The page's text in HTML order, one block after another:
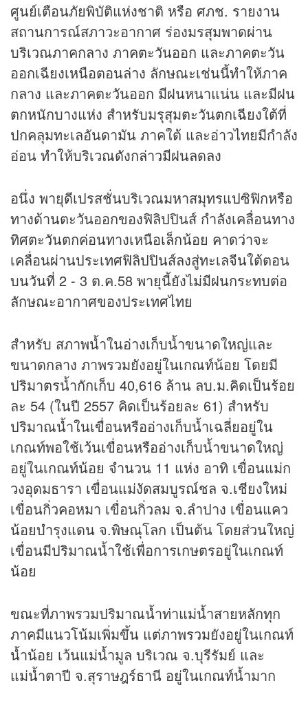
ศูนย์เตือนภัยพิบัติแห่งชาติ หรือ ศภช. รายงาน
สถานการณ์สภาวะอากาศ ร่องมรสุมพาดผ่าน
บริเวณภาคกลาง ภาคตะวันออก และภาคตะวัน
ออกเฉียงเหนือตอนล่าง ลักษณะเช่นนี้ทำให้ภาค
กลาง และภาคตะวันออก มีฝนหนาแน่น และมีฝน
ตกหนักบางแห่ง สำหรับมรุสุมตะวันตกเฉียงใต้ที่
ปกคลุมทะเลอันดามัน ภาคใต้ และอ่าวไทยมีกำลัง
อ่อน ทำให้บริเวณดังกล่าวมีฝนลดลง
อนึ่ง พายุดีเปรสชั่นบริเวณมหาสมุทรแปซิฟิกหรือ
ทางด้านตะวันออกของฟิลิปปินส์ กำลังเคลื่อนทาง
ทิศตะวันตกค่อนทางเหนือเล็กน้อย คาดว่าจะ
เคลื่อนผ่านประเทศฟิลิปปินส์ลงสู่ทะเลจีนใต้ตอน
บนวันที่ 2 - 3 ต.ค.58 พายุนี้ยังไม่มีฝนกระทบต่อ
ลักษณะอากาศของประเทศไทย
สำหรับ สภาพน้ำในอ่างเก็บน้ำขนาดใหญ่และ
ขนาดกลาง ภาพรวมยังอยู่ในเกณท์น้อย โดยมี
ปริมาตรน้ำกักเก็บ 40,616 ล้าน ลบ.ม.คิดเป็นร้อย
ละ 54 (ในปี 2557 คิดเป็นร้อยละ 61) สำหรับ
ปริมาณน้ำในเขื่อนหรืออ่างเก็บน้ำเฉลี่ยอยู่ใน
เกณท์พอใช้เว้นเขื่อนหรืออ่างเก็บน้ำขนาดใหญ่
อยู่ในเกณท์น้อย จำนวน 11 แห่ง อาทิ เขื่อนแม่ก
วงอุดมธารา เขื่อนแม่งัดสมบูรณ์ชล จ.เชียงใหม่
เขื่อนกิ่วคอหมา เขื่อนกิ่วลม จ.ลำปาง เขื่อนแคว
น้อยบำรุงแดน จ.พิษณุโลก เป็นต้น โดยส่วนใหญ่
เขื่อนมีปริมาณน้ำใช้เพื่อการเกษตรอยู่ในเกณท์
น้อย
ขณะที่ภาพรวมปริมาณน้ำท่าแม่น้ำสายหลักทุก
ภาคมีแนวโน้มเพิ่มขึ้น แต่ภาพรวมยังอยู่ในเกณท์
น้ำน้อย เว้นแม่น้ำมูล บริเวณ จ.บุรีรัมย์ และ
แม่น้ำตาปี จ.สุราษฎร์ธานี อยู่ในเกณท์น้ำมาก